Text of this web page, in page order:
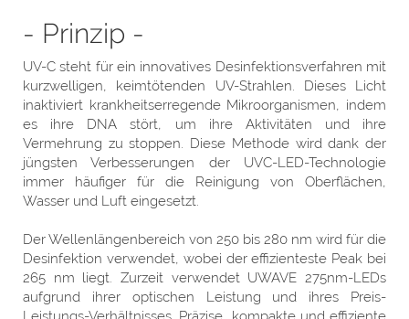
- Prinzip -
UV-C steht für ein innovatives Desinfektionsverfahren mit
kurzwelligen, keimtötenden UV-Strahlen. Dieses Licht
inaktiviert krankheitserregende Mikroorganismen, indem
es ihre DNA stört, um ihre Aktivitäten und ihre
Vermehrung zu stoppen. Diese Methode wird dank der
jüngsten Verbesserungen der UVC-LED-Technologie
immer häufiger für die Reinigung von Oberflächen,
Wasser und Luft eingesetzt.
Der Wellenlängenbereich von 250 bis 280 nm wird für die
Desinfektion verwendet, wobei der effizienteste Peak bei
265 nm liegt. Zurzeit verwendet UWAVE 275nm-LEDs
aufgrund ihrer optischen Leistung und ihres Preis-